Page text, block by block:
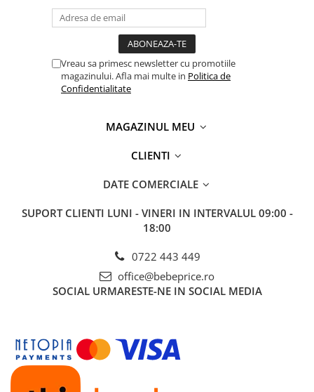
Vreau sa primesc newsletter cu promotiile
magazinului. Afla mai multe in Politica de
Confidentialitate
MAGAZINUL MEU
CLIENTI
DATE COMERCIALE
SUPORT CLIENTI LUNI - VINERI IN INTERVALUL 09:00 -
18:00
0722 443 449
office@bebeprice.ro
SOCIAL URMARESTE-NE IN SOCIAL MEDIA